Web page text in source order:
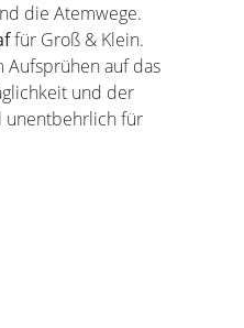
die Atemwege.
für Groß & Klein.
Aufsprühen auf das
und der
unentbehrlich für